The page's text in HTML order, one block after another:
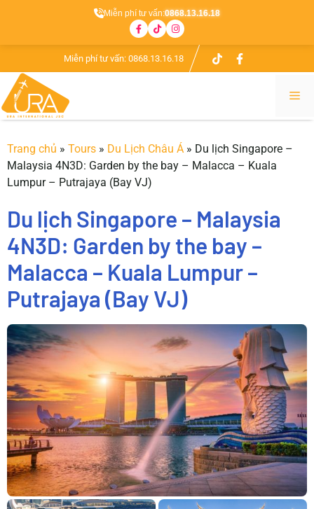
Miễn phí tư vấn:0868.13.16.18
đến
nội
dung
Miễn phí tư vấn: 0868.13.16.18
Trang chủ »Tours » Du Lịch Châu Á » Du lịch Singapore –
Malaysia 4N3D: Garden by the bay – Malacca – Kuala
Lumpur – Putrajaya (Bay VJ)
Du lịch Singapore – Malaysia
4N3D: Garden by the bay –
Malacca – Kuala Lumpur –
Putrajaya (Bay VJ)